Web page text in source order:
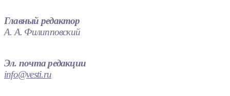
Главный редактор
А. А. Филипповский
Эл. почта редакции
info@vesti.ru